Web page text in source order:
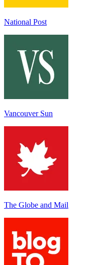
National Post
Vancouver Sun
The Globe and Mail